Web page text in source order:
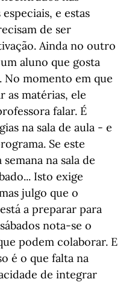
e estas
de ser
Ainda no outro
aluno que gosta
No momento em que
as matérias, ele
falar. É
na sala de aula - e
Se este
na sala de
Isto exige
julgo que o
a preparar para
nota-se o
podem colaborar. E
é o que falta na
de integrar